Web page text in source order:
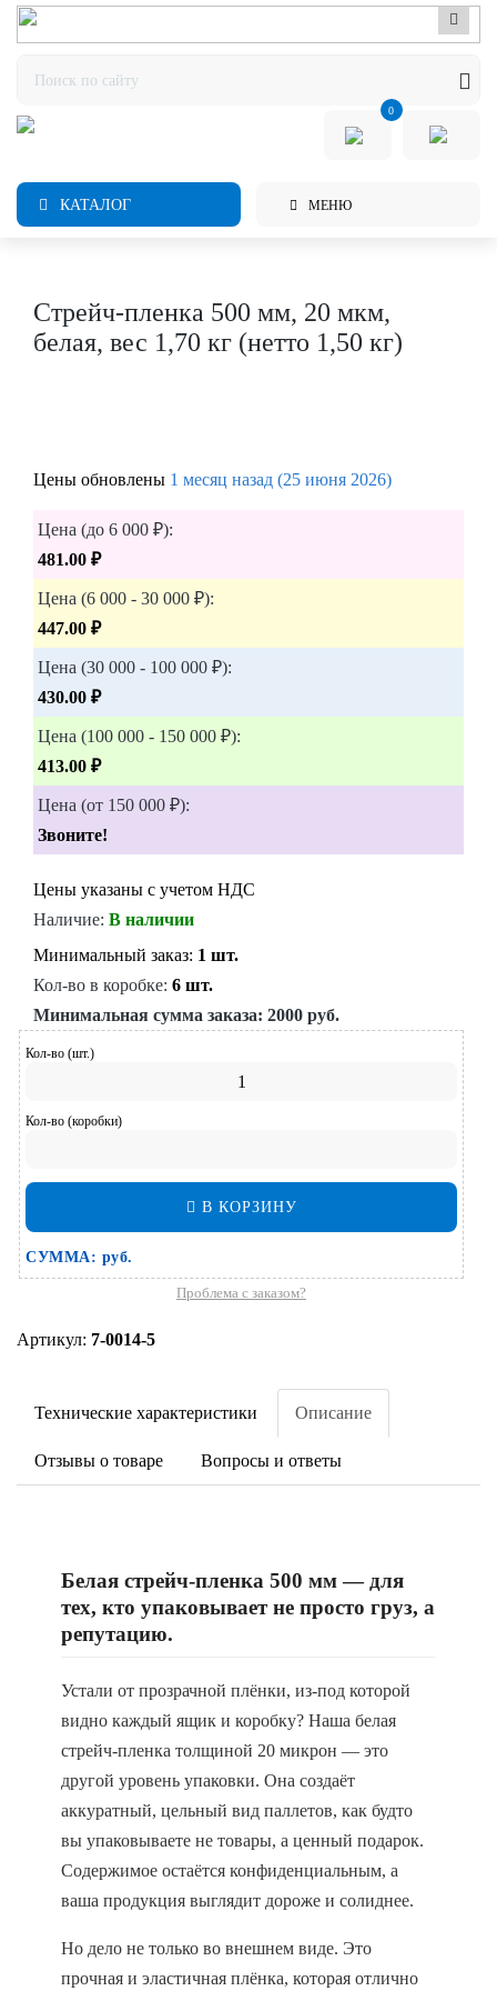
0
КАТАЛОГ МЕНЮ
Стрейч-пленка 500 мм, 20 мкм,
белая, вес 1,70 кг (нетто 1,50 кг)
Цены обновлены 1 месяц назад (25 июня 2026)
Цена (до 6 000 ₽):
481.00 ₽
Цена (6 000 - 30 000 ₽):
447.00 ₽
Цена (30 000 - 100 000 ₽):
430.00 ₽
Цена (100 000 - 150 000 ₽):
413.00 ₽
Цена (от 150 000 ₽):
Звоните!
Цены указаны с учетом НДС
Наличие: В наличии
Минимальный заказ: 1 шт.
Кол-во в коробке: 6 шт.
Минимальная сумма заказа: 2000 руб.
Кол-во (шт.)
Кол-во (коробки)
В КОРЗИНУ
СУММА: руб.
Проблема с заказом?
Артикул: 7-0014-5
Технические характеристики Описание
Отзывы о товаре Вопросы и ответы
Белая стрейч-пленка 500 мм — для
тех, кто упаковывает не просто груз, а
репутацию.
Устали от прозрачной плёнки, из-под которой
видно каждый ящик и коробку? Наша белая
стрейч-пленка толщиной 20 микрон — это
другой уровень упаковки. Она создаёт
аккуратный, цельный вид паллетов, как будто
вы упаковываете не товары, а ценный подарок.
Содержимое остаётся конфиденциальным, а
ваша продукция выглядит дороже и солиднее.
Но дело не только во внешнем виде. Это
прочная и эластичная плёнка, которая отлично